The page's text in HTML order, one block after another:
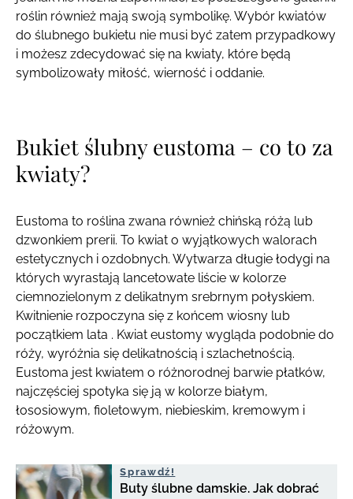
roślin również mają swoją symbolikę. Wybór kwiatów
do ślubnego bukietu nie musi być zatem przypadkowy
i możesz zdecydować się na kwiaty, które będą
symbolizowały miłość, wierność i oddanie.
Bukiet ślubny eustoma – co to za
kwiaty?
Eustoma to roślina zwana również chińską różą lub
dzwonkiem prerii. To kwiat o wyjątkowych walorach
estetycznych i ozdobnych. Wytwarza długie łodygi na
których wyrastają lancetowate liście w kolorze
ciemnozielonym z delikatnym srebrnym połyskiem.
Kwitnienie rozpoczyna się z końcem wiosny lub
początkiem lata . Kwiat eustomy wygląda podobnie do
róży, wyróżnia się delikatnością i szlachetnością.
Eustoma jest kwiatem o różnorodnej barwie płatków,
najczęściej spotyka się ją w kolorze białym,
łososiowym, fioletowym, niebieskim, kremowym i
różowym.
Sprawdź!
Buty ślubne damskie. Jak dobrać